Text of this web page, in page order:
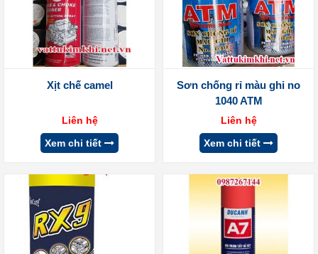
Xịt chế camel
Liên hệ
Xem chi tiết
Sơn chống rỉ màu ghi no
1040 ATM
Liên hệ
Xem chi tiết